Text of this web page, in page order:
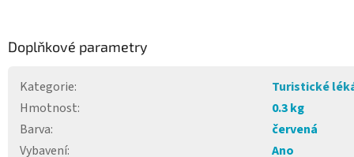
Doplňkové parametry
Kategorie:
Turistické
Hmotnost:
0.3 kg
Barva:
červená
Vybavení: Ano